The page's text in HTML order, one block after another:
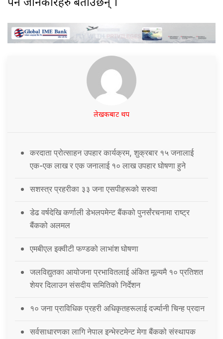
पर्ने जानकारहरु बताउँछन् ।
लेखकबाट थप
करदाता प्रोत्साहन उपहार कार्यक्रम, शुक्रबार १५ जनालाई
एक-एक लाख र एक जनालाई १० लाख उपहार घोषणा हुने
सशस्त्र प्रहरीका ३३ जना एसपीहरूको सरुवा
डेढ वर्षदेखि कर्णाली डेभलपमेन्ट बैंकको पुनर्संरचनामा राष्ट्र
बैंकको अलमल
एमबीएल इक्वीटी फण्डको लाभांश घोषणा
जलविद्युतका आयोजना प्रभावितलाई अंकित मूल्यमै १० प्रतिशत
शेयर दिलाउन संसदीय समितिको निर्देशन
१० जना प्राविधिक प्रहरी अधिकृतहरूलाई दर्ज्यानी चिन्ह प्रदान
सर्वसाधारणका लागि नेपाल इन्भेस्टमेन्ट मेगा बैंकको संस्थापक